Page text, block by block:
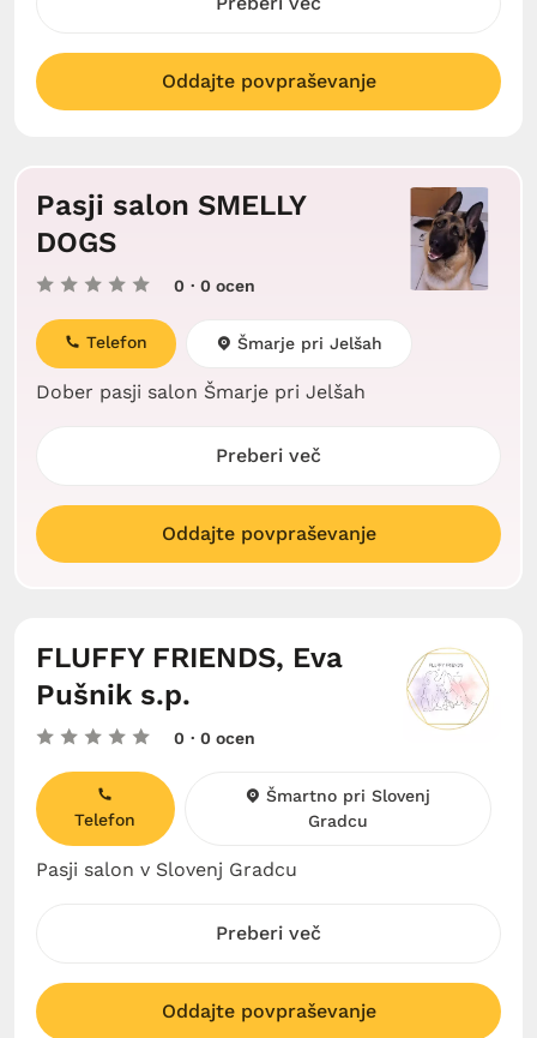
Oddajte povpraševanje
Pasji salon SMELLY
DOGS
0 · 0 ocen
Dober pasji salon Šmarje pri Jelšah
Telefon Šmarje pri Jelšah
Preberi več
Oddajte povpraševanje
FLUFFY FRIENDS, Eva
Pušnik s.p.
0 · 0 ocen
Pasji salon v Slovenj Gradcu
Telefon
Šmartno pri Slovenj
Gradcu
Preberi več
Oddajte povpraševanje